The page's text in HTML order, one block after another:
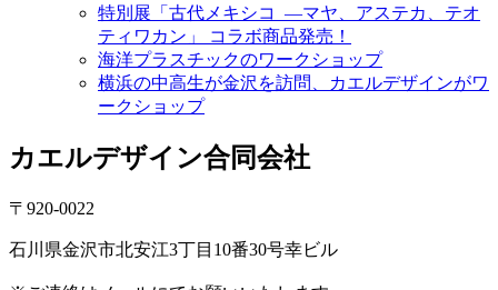
特別展「古代メキシコ ―マヤ、アステカ、テオ
ティワカン」 コラボ商品発売！
海洋プラスチックのワークショップ
横浜の中高生が金沢を訪問、カエルデザインがワ
ークショップ
カエルデザイン合同会社
〒920-0022
石川県金沢市北安江3丁目10番30号幸ビル